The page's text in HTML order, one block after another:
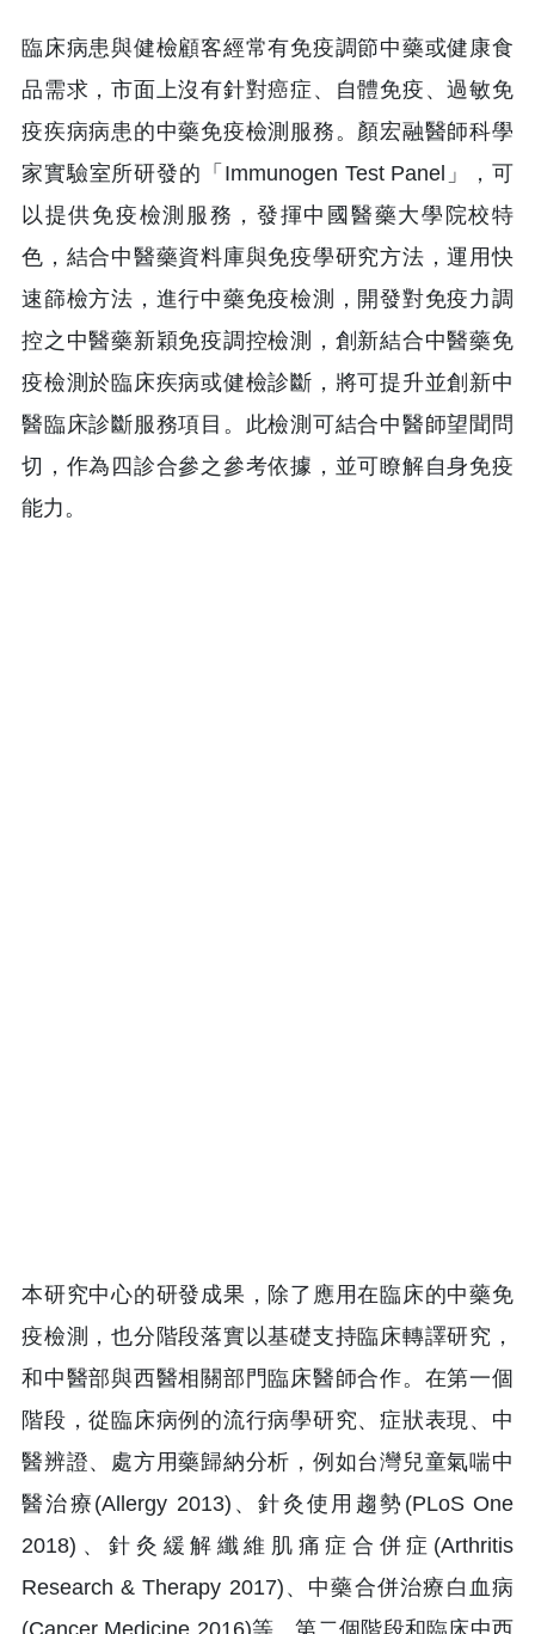
臨床病患與健檢顧客經常有免疫調節中藥或健康食
品需求，市面上沒有針對癌症、自體免疫、過敏免
疫疾病病患的中藥免疫檢測服務。顏宏融醫師科學
家實驗室所研發的「Immunogen Test Panel」，可
以提供免疫檢測服務，發揮中國醫藥大學院校特
色，結合中醫藥資料庫與免疫學研究方法，運用快
速篩檢方法，進行中藥免疫檢測，開發對免疫力調
控之中醫藥新穎免疫調控檢測，創新結合中醫藥免
疫檢測於臨床疾病或健檢診斷，將可提升並創新中
醫臨床診斷服務項目。此檢測可結合中醫師望聞問
切，作為四診合參之參考依據，並可瞭解自身免疫
能力。
本研究中心的研發成果，除了應用在臨床的中藥免
疫檢測，也分階段落實以基礎支持臨床轉譯研究，
和中醫部與西醫相關部門臨床醫師合作。在第一個
階段，從臨床病例的流行病學研究、症狀表現、中
醫辨證、處方用藥歸納分析，例如台灣兒童氣喘中
醫治療(Allergy 2013)、針灸使用趨勢(PLoS One
2018)、針灸緩解纖維肌痛症合併症(Arthritis
Research & Therapy 2017)、中藥合併治療白血病
(Cancer Medicine 2016)等。第二個階段和臨床中西